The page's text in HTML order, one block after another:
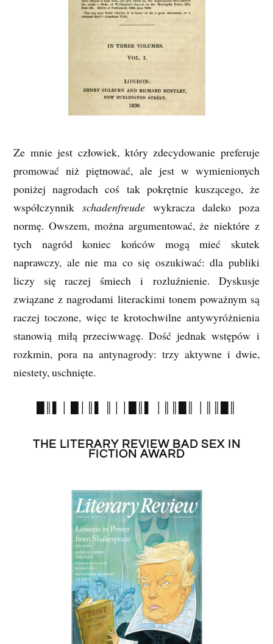
Ze mnie jest człowiek, który zdecydowanie preferuje
promować niż piętnować, ale jest w wymienionych
poniżej nagrodach coś tak pokrętnie kuszącego, że
współczynnik schadenfreudewykracza daleko poza
normę. Owszem, można argumentować, że niektóre z
tych nagród koniec końców mogą mieć skutek
naprawczy, ale nie ma co się oszukiwać: dla publiki
liczy się raczej śmiech i rozluźnienie. Dyskusje
związane z nagrodami literackimi tonem poważnym są
raczej toczone, więc te krotochwilne antywyróżnienia
stanowią miłą przeciwwagę. Dość jednak wstępów i
rozkmin, pora na antynagrody: trzy aktywne i dwie,
niestety, uschnięte.
THE LITERARY REVIEW BAD SEX IN
FICTION AWARD